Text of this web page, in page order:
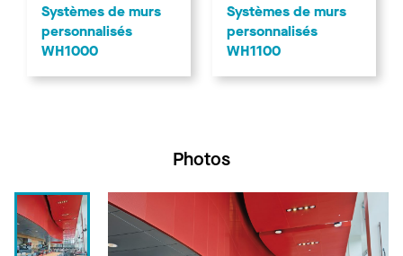
Systèmes de murs
personnalisés
WH1000
Systèmes de murs
personnalisés
WH1100
Photos